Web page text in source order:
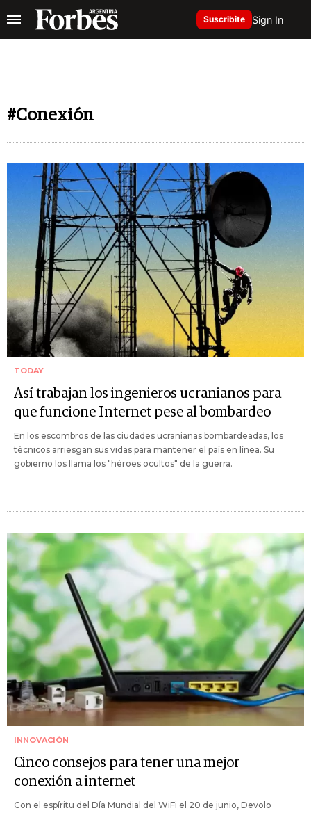
Suscribite Sign In
#Conexión
TODAY
Así trabajan los ingenieros ucranianos para
que funcione Internet pese al bombardeo
En los escombros de las ciudades ucranianas bombardeadas, los
técnicos arriesgan sus vidas para mantener el país en línea. Su
gobierno los llama los "héroes ocultos" de la guerra.
INNOVACIÓN
Cinco consejos para tener una mejor
conexión a internet
Con el espíritu del Día Mundial del WiFi el 20 de junio, Devolo